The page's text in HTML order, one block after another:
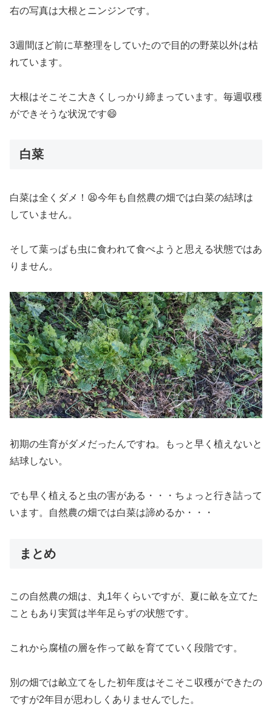
右の写真は大根とニンジンです。
3週間ほど前に草整理をしていたので目的の野菜以外は枯
れています。
大根はそこそこ大きくしっかり締まっています。毎週収穫
ができそうな状況です😄
白菜
白菜は全くダメ！😫今年も自然農の畑では白菜の結球は
していません。
そして葉っぱも虫に食われて食べようと思える状態ではあ
りません。
初期の生育がダメだったんですね。もっと早く植えないと
結球しない。
でも早く植えると虫の害がある・・・ちょっと行き詰って
います。自然農の畑では白菜は諦めるか・・・
まとめ
この自然農の畑は、丸1年くらいですが、夏に畝を立てた
こともあり実質は半年足らずの状態です。
これから腐植の層を作って畝を育てていく段階です。
別の畑では畝立てをした初年度はそこそこ収穫ができたの
ですが2年目が思わしくありませんでした。